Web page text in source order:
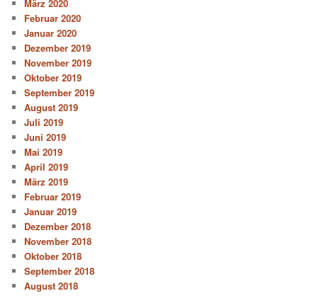
März 2020
Februar 2020
Januar 2020
Dezember 2019
November 2019
Oktober 2019
September 2019
August 2019
Juli 2019
Juni 2019
Mai 2019
April 2019
März 2019
Februar 2019
Januar 2019
Dezember 2018
November 2018
Oktober 2018
September 2018
August 2018